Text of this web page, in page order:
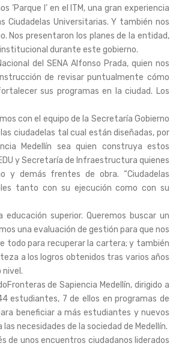
I’ en el ITM, una gran experiencia
Universitarias. Y también nos
Nos presentaron los planes de la entidad,
durante este gobierno.
del SENA Alfonso Prada, quien nos
de revisar puntualmente cómo
sus programas en la ciudad. Los
con el equipo de la Secretaría Gobierno
ciudadelas tal cual están diseñadas, por
Medellín sea quien construya estos
y Secretaría de Infraestructura quienes
y demás frentes de obra. “Ciudadelas
tanto con su ejecución como con su
superior. Queremos buscar un
una evaluación de gestión para que nos
todo para recuperar la cartera; y también
a los logros obtenidos tras varios años
nivel.
de Sapiencia Medellín, dirigido a
estudiantes, 7 de ellos en programas de
beneficiar a más estudiantes y nuevos
necesidades de la sociedad de Medellín.
de unos encuentros ciudadanos liderados